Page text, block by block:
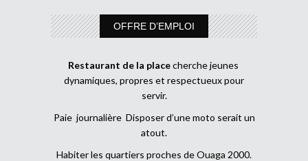
OFFRE D’EMPLOI
Restaurant de la placecherche jeunes
dynamiques, propres et respectueux pour
servir.
Paie journalière Disposer d’une moto serait un
atout.
Habiter les quartiers proches de Ouaga 2000.